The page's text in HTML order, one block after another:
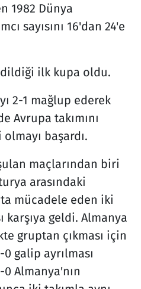
1982 Dünya
sayısını 16'dan 24'e
ilk kupa oldu.
2-1 mağlup ederek
Avrupa takımını
başardı.
maçlarından biri
arasındaki
mücadele eden iki
karşıya geldi. Almanya
gruptan çıkması için
galip ayrılması
Almanya'nın